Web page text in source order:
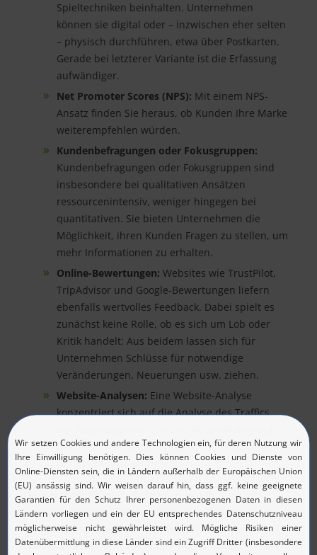
Spieltechniken beinhalten. Unternehmen
können sie digital oder – inzwischen eher selten
– physisch durchführen, etwa über Postkarten.
Gerade bei letzterer Variante ist die Erfassung
aufwändiger.
Net Promoter Scores (NPS): Mit einem NPS-
Ansatz finden Sie heraus, ob Kunden Ihre Marke
weiterempfehlen würden.
Kundenbefragungen oder Fokusgruppen:
Kundenbefragungen oder Fokusgruppen sind
insbesondere bei qualitativen Ansätzen
ressourcenintensiv, weniger hingegen bei
quantitativen. Sie bieten Unternehmen die
Möglichkeit, ihren Kunden Fragen zu stellen, um
mehr Informationen zu erhalten.
Online-Bewertungen: Websites wie TrustPilot,
TripAdvisor und Google-Bewertungen liefern
ebenfalls wertvolles Feedback. Dabei spielt es
zunächst keine Rolle, ob es sich um Lob oder
Kritik handelt: Aus beidem lassen sich für
Unternehmen Schlüsse für notwendige
Veränderungen, Neuerungen usw. ziehen.
Website-Analysen: Eine Website-Analyse
konzentriert sich auf die Analyse des Traffics,
der Seite, um das Verhalten und die Vorlieben
der Kunden zu verstehen.
Je mehr vielfältige Funktionen in einem
entsprechenden CRM-System zur Verfügung stehen,
desto besser lassen sich die Erkenntnisse aus den
Daten erfassen und zusammenfügen. Unternehmen